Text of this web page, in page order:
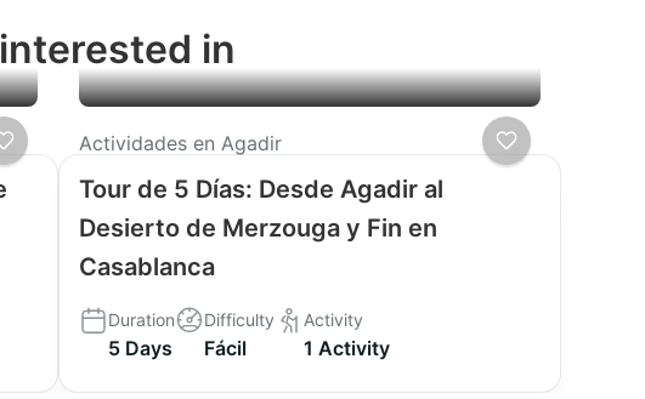
in
Actividades en Agadir
Tour de 5 Días: Desde Agadir al
Desierto de Merzouga y Fin en
Casablanca
Duration
5 Days
Difficulty
Fácil
Activity
1 Activity